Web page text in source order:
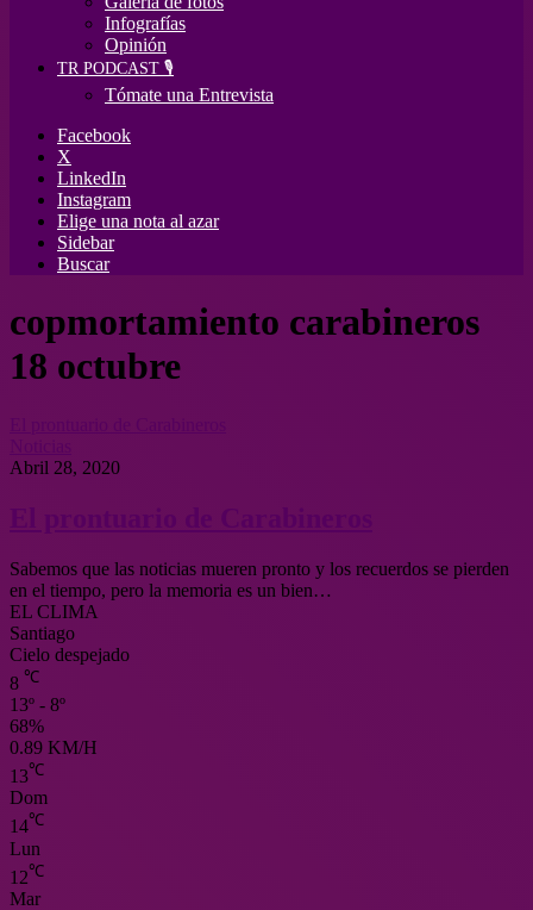
Infografías
Opinión
TR PODCAST 🎙️
Tómate una Entrevista
Facebook
X
LinkedIn
Instagram
Elige una nota al azar
Sidebar
Buscar
copmortamiento carabineros
18 octubre
Abril 28, 2020
Sabemos que las noticias mueren pronto y los recuerdos se pierden
en el tiempo, pero la memoria es un bien…
EL CLIMA
Santiago
Cielo despejado
8 ℃
13º - 8º
68%
0.89 KM/H
13℃
Dom
14℃
Lun
12℃
Mar